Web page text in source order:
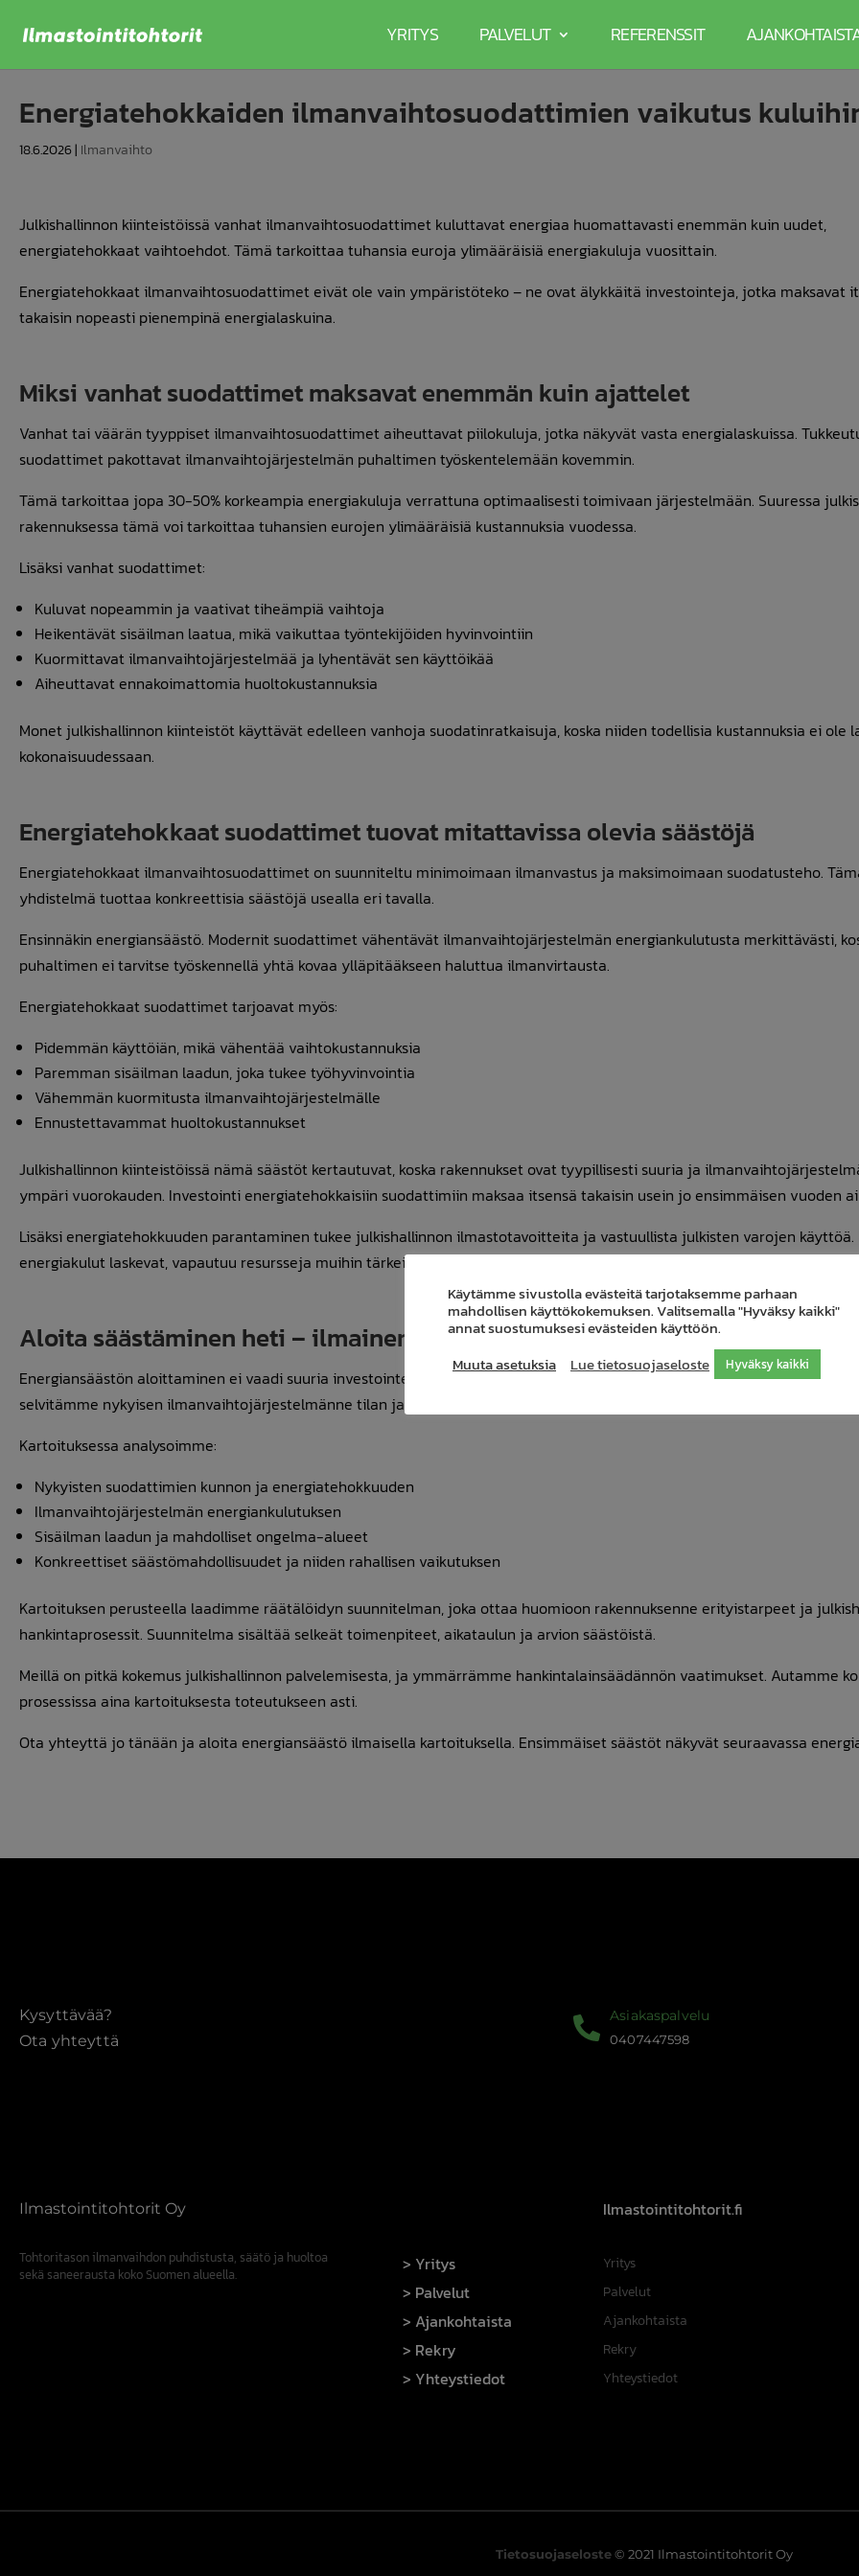
YRITYS PALVELUT REFERENSSIT
Energiatehokkaiden ilmanvaihtosuodattimien vaikutus
18.6.2026| Ilmanvaihto
Julkishallinnon kiinteistöissä vanhat ilmanvaihtosuodattimet kuluttavat energiaa huomattavasti enemmän kuin uudet,
energiatehokkaat vaihtoehdot. Tämä tarkoittaa tuhansia euroja ylimääräisiä energiakuluja vuosittain.
Energiatehokkaat ilmanvaihtosuodattimet eivät ole vain ympäristöteko – ne ovat älykkäitä investointeja, jotka maksavat
takaisin nopeasti pienempinä energialaskuina.
Miksi vanhat suodattimet maksavat enemmän kuin ajattelet
Vanhat tai väärän tyyppiset ilmanvaihtosuodattimet aiheuttavat piilokuluja, jotka näkyvät vasta energialaskuissa.
suodattimet pakottavat ilmanvaihtojärjestelmän puhaltimen työskentelemään kovemmin.
Tämä tarkoittaa jopa 30-50% korkeampia energiakuluja verrattuna optimaalisesti toimivaan järjestelmään. Suuressa
rakennuksessa tämä voi tarkoittaa tuhansien eurojen ylimääräisiä kustannuksia vuodessa.
Lisäksi vanhat suodattimet:
Kuluvat nopeammin ja vaativat tiheämpiä vaihtoja
Heikentävät sisäilman laatua, mikä vaikuttaa työntekijöiden hyvinvointiin
Kuormittavat ilmanvaihtojärjestelmää ja lyhentävät sen käyttöikää
Aiheuttavat ennakoimattomia huoltokustannuksia
Monet julkishallinnon kiinteistöt käyttävät edelleen vanhoja suodatinratkaisuja, koska niiden todellisia kustannuksia ei ole
kokonaisuudessaan.
Energiatehokkaat suodattimet tuovat mitattavissa olevia säästöjä
Energiatehokkaat ilmanvaihtosuodattimet on suunniteltu minimoimaan ilmanvastus ja maksimoimaan suodatusteho.
yhdistelmä tuottaa konkreettisia säästöjä usealla eri tavalla.
Ensinnäkin energiansäästö. Modernit suodattimet vähentävät ilmanvaihtojärjestelmän energiankulutusta merkittävästi,
puhaltimen ei tarvitse työskennellä yhtä kovaa ylläpitääkseen haluttua ilmanvirtausta.
Energiatehokkaat suodattimet tarjoavat myös:
Pidemmän käyttöiän, mikä vähentää vaihtokustannuksia
Paremman sisäilman laadun, joka tukee työhyvinvointia
Vähemmän kuormitusta ilmanvaihtojärjestelmälle
Ennustettavammat huoltokustannukset
Julkishallinnon kiinteistöissä nämä säästöt kertautuvat, koska rakennukset ovat tyypillisesti suuria ja
ympäri vuorokauden. Investointi energiatehokkaisiin suodattimiin maksaa itsensä takaisin usein jo ensimmäisen vuoden
Lisäksi energiatehokkuuden parantaminen tukee julkishallinnon ilmastotavoitteita ja vastuullista julkisten varojen käyttöä.
energiakulut laskevat, vapautuu resursseja muihin tärkeisiin hankkeisiin.
Aloita säästäminen heti – ilmainen kartoitus ja räätälöity suunnitelma
Energiansäästön aloittaminen ei vaadi suuria investointeja etukäteen. Tarjoamme ilmaisen
selvitämme nykyisen ilmanvaihtojärjestelmänne tilan ja tunnistamme säästömahdollisuudet.
Kartoituksessa analysoimme:
Nykyisten suodattimien kunnon ja energiatehokkuuden
Ilmanvaihtojärjestelmän energiankulutuksen
Sisäilman laadun ja mahdolliset ongelma-alueet
Konkreettiset säästömahdollisuudet ja niiden rahallisen vaikutuksen
Kartoituksen perusteella laadimme räätälöidyn suunnitelman, joka ottaa huomioon rakennuksenne erityistarpeet ja
hankintaprosessit. Suunnitelma sisältää selkeät toimenpiteet, aikataulun ja arvion säästöistä.
Meillä on pitkä kokemus julkishallinnon palvelemisesta, ja ymmärrämme hankintalainsäädännön vaatimukset. Autamme
prosessissa aina kartoituksesta toteutukseen asti.
Ota yhteyttä jo tänään ja aloita energiansäästö ilmaisella kartoituksella. Ensimmäiset säästöt näkyvät seuraavassa
Kysyttävää?
Ota yhteyttä
Asiakaspalvelu
0407447598
Ilmastointitohtorit Oy
Tohtoritason ilmanvaihdon puhdistusta, säätö ja huoltoa
sekä saneerausta koko Suomen alueella.
Yritys
Palvelut
Ajankohtaista
Rekry
Yhteystiedot
Ilmastointitohtorit.fi
Yritys
Palvelut
Ajankohtaista
Rekry
Yhteystiedot
Tietosuojaseloste© 2021 Ilmastointitohtorit Oy
Käytämme sivustolla evästeitä tarjotaksemme parhaan
mahdollisen käyttökokemuksen. Valitsemalla "Hyväksy kaikki"
annat suostumuksesi evästeiden käyttöön.
Muuta asetuksia
Lue tietosuojaseloste Hyväksy kaikki